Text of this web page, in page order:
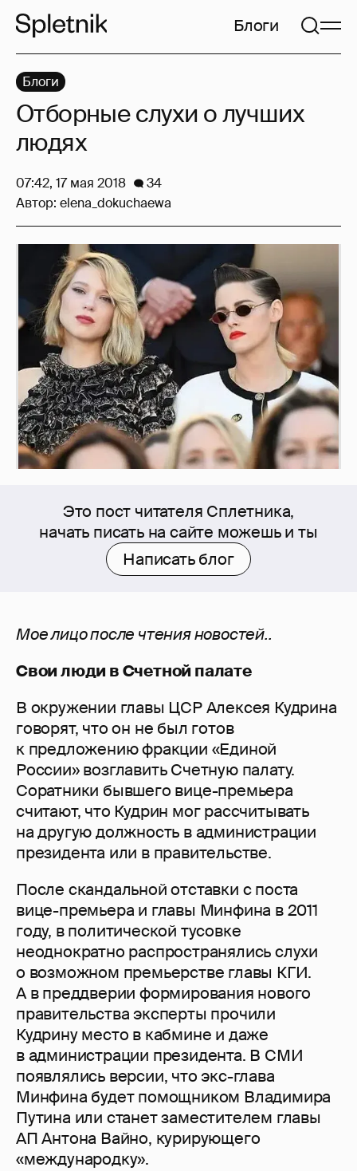
Блоги
Это пост читателя Сплетника,
начать писать на сайте можешь и ты
Написать блог
Мое лицо после чтения новостей..
Свои люди в Счетной палате
В окружении главы ЦСР Алексея Кудрина
говорят, что он не был готов
к предложению фракции «Единой
России» возглавить Счетную палату.
Соратники бывшего вице-премьера
считают, что Кудрин мог рассчитывать
на другую должность в администрации
президента или в правительстве.
После скандальной отставки с поста
вице-премьера и главы Минфина в 2011
году, в политической тусовке
неоднократно распространялись слухи
о возможном премьерстве главы КГИ.
А в преддверии формирования нового
правительства эксперты прочили
Кудрину место в кабмине и даже
в администрации президента. В СМИ
появлялись версии, что экс-глава
Минфина будет помощником Владимира
Путина или станет заместителем главы
АП Антона Вайно, курирующего
«международку».
Блоги
Отборные слухи о лучших
людях
07:42, 17 мая 2018
34
Автор: elena_dokuchaewa